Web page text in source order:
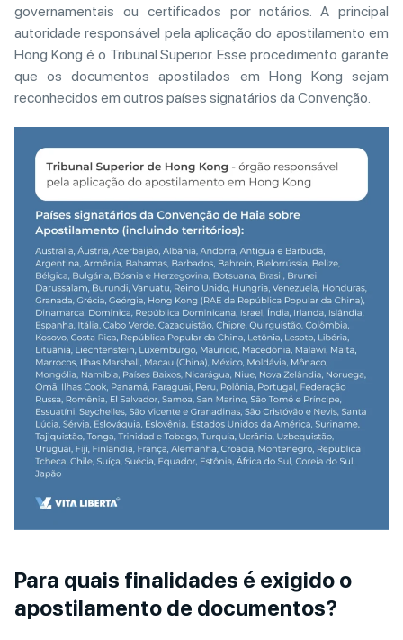
governamentais ou certificados por notários. A principal
autoridade responsável pela aplicação do apostilamento em
Hong Kong é o Tribunal Superior. Esse procedimento garante
que os documentos apostilados em Hong Kong sejam
reconhecidos em outros países signatários da Convenção.
Para quais finalidades é exigido o
apostilamento de documentos?